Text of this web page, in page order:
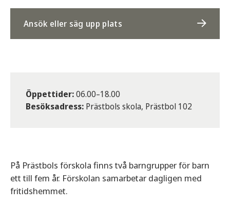
Ansök eller säg upp plats
Öppettider:06.00–18.00
Besöksadress: Prästbols skola, Prästbol 102
På Prästbols förskola finns två barngrupper för barn
ett till fem år. Förskolan samarbetar dagligen med
fritidshemmet.